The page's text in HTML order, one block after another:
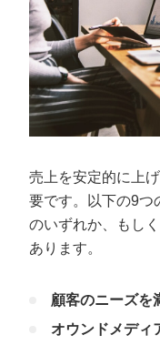
売上を安定的に上
要です。以下の9つ
のいずれか、もし
あります。
顧客のニーズを
オウンドメディ